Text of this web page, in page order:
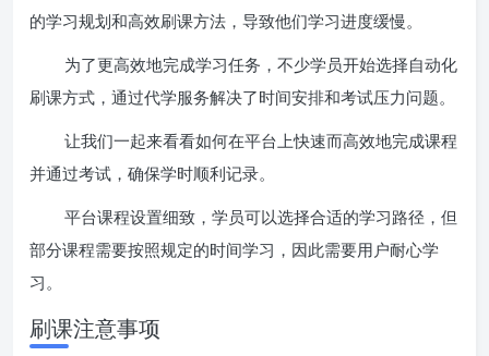
的学习规划和高效刷课方法，导致他们学习进度缓慢。
为了更高效地完成学习任务，不少学员开始选择自动化
刷课方式，通过代学服务解决了时间安排和考试压力问题。
让我们一起来看看如何在平台上快速而高效地完成课程
并通过考试，确保学时顺利记录。
平台课程设置细致，学员可以选择合适的学习路径，但
部分课程需要按照规定的时间学习，因此需要用户耐心学
习。
刷课注意事项